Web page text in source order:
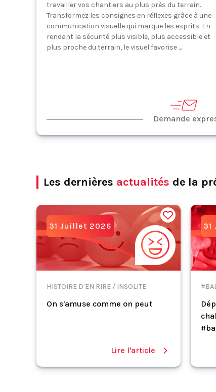
travailler vos chantiers au plus près du terrain.
Transformez les consignes en réflexes grâce à une
communication visuelle qui marque les esprits. En
rendant la sécurité plus visible, plus accessible et
plus proche du terrain, le visuel favorise ...
Demande
Les dernières actualités de la
31 Juillet 2026
HISTOIRE D'EN RIRE / INSOLITE
On s'amuse comme on peut
Lire l'article